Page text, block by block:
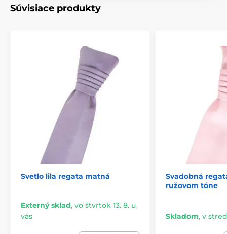
Súvisiace produkty
Svetlo lila regata matná
Externý sklad, vo štvrtok 13. 8. u
vás
Svadobná
ružovom tóne
Skladom, v